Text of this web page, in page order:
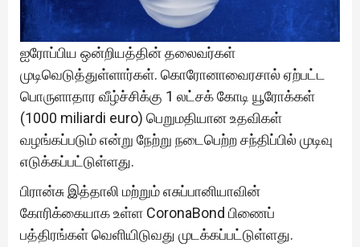
ஐரோப்பிய ஒன்றியத்தின் தலைவர்கள்
முடிவெடுத்துள்ளார்கள். கொரோனாவைரசால் ஏற்பட்ட
பொருளாதார வீழ்ச்சிக்கு 1 லட்சக் கோடி யூரோக்கள்
(1000 miliardi euro) பெறுமதியான உதவிகள்
வழங்கப்படும் என்று நேற்று நடைபெற்ற சந்திப்பில் முடிவு
எடுக்கப்பட்டுள்ளது.
பிரான்சு இத்தாலி மற்றும் எசுப்பானியாவின்
கோரிக்கையாக உள்ள CoronaBond பிணைப்
பத்திரங்கள் வெளியிடுவது முடக்கப்பட்டுள்ளது.